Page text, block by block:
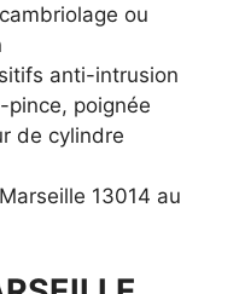
ou
anti-intrusion
pince, poignée
de cylindre
13014 au